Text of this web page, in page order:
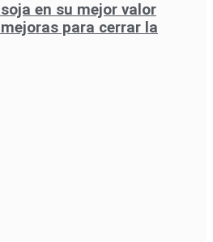
en su mejor valor
para cerrar la